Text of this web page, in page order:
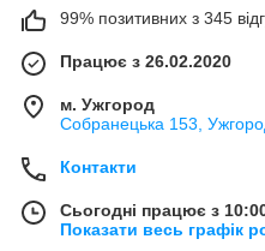
99% позитивних з 345
Працює з 26.02.2020
м. Ужгород
Собранецька 153,
Контакти
Сьогодні працює з
Показати весь графік